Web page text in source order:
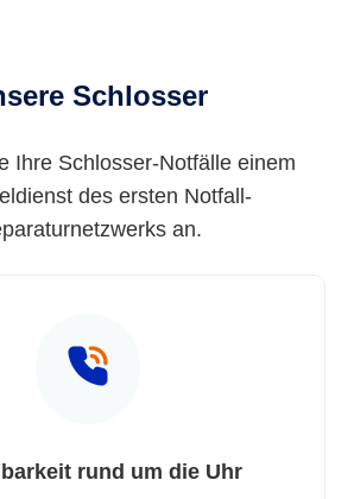
Schlosser
Ihre Schlosser-Notfälle einem
des ersten Notfall-
an.
rund um die Uhr